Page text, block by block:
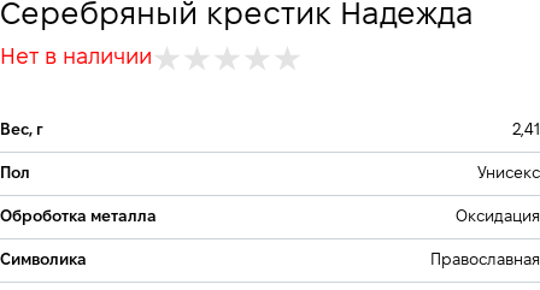
Серебряный крестик Надежда
Нет в наличии
Вес, г 2,41
Пол Унисекс
Оброботка металла Оксидация
Символика Православная